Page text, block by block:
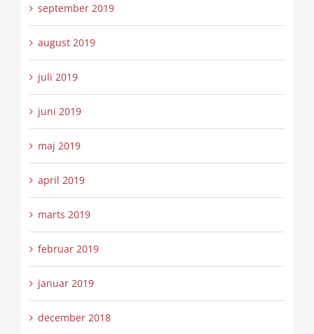
september 2019
august 2019
juli 2019
juni 2019
maj 2019
april 2019
marts 2019
februar 2019
januar 2019
december 2018